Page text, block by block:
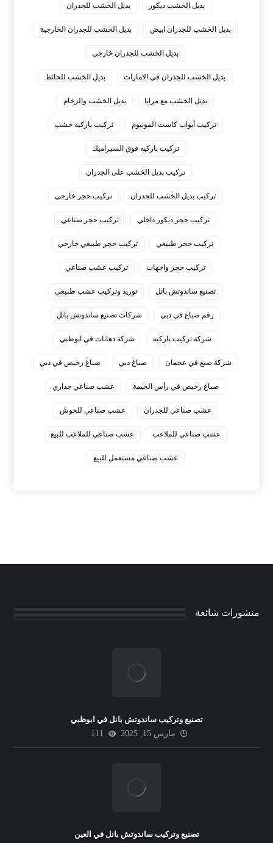
بديل الخشب ديكور بديل الخشب للجدران
بديل الخشب للجدران ابيض بديل الخشب للجدران الخارجية
بديل الخشب للجدران خارجي
بديل الخشب للجدران في الامارات بديل الخشب للحائط
بديل الخشب مع مرايا بديل الخشب والرخام
تركيب أبواب كاست المونيوم تركيب باركيه خشب
تركيب باركيه فوق السيراميك
تركيب بديل الخشب على الجدران
تركيب بديل الخشب للجدران تركيب حجر خارجي
تركيب حجر ديكور داخلي تركيب حجر صناعي
تركيب حجر طبيعي تركيب حجر طبيعي خارجي
تركيب حجر واجهات تركيب عشب صناعي
تصنيع ساندوتش بانل توريد وتركيب عشب طبيعي
رقم صباغ في دبي شركات تصنيع ساندوتش بانل
شركة تركيب باركيه شركة دهانات في ابوظبي
شركة صبغ في عجمان صباغ دبي صباغ رخيص في دبي
صباغ رخيص في رأس الخيمة عشب صناعي جداري
عشب صناعي للجدران عشب صناعي للحوش
عشب صناعي للملاعب عشب صناعي للملاعب للبيع
عشب صناعي مستعمل للبيع
منشورات شائعة
تصنيع وتركيب ساندوتش بانل في ابوظبي
مارس 15, 2025
111
تصنيع وتركيب ساندوتش بانل في العين